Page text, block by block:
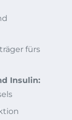
fürs
Insulin: